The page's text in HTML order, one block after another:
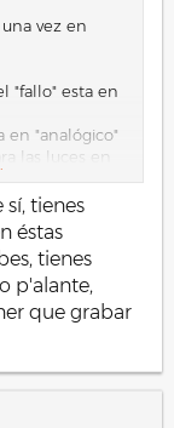
vez en
"fallo" esta en
en "analógico"
las luces en
luces.
tienes
éstas
tienes
p'alante,
que grabar